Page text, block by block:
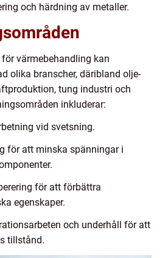
och härdning av metaller.
värmebehandling kan
olika branscher, däribland olje-
tung industri och
inkluderar:
vid svetsning.
för att minska spänningar i
för att förbättra
egenskaper.
och underhåll för att
tillstånd.